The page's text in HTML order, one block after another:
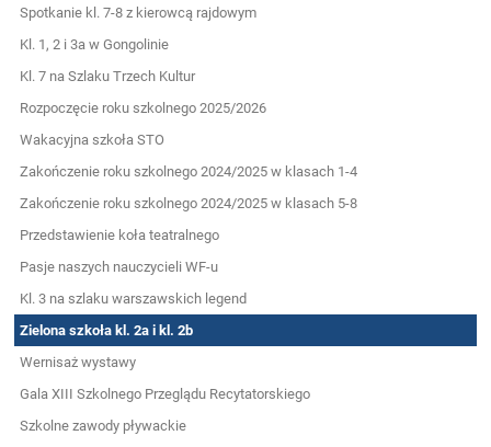
Spotkanie kl. 7-8 z kierowcą rajdowym
Kl. 1, 2 i 3a w Gongolinie
Kl. 7 na Szlaku Trzech Kultur
Rozpoczęcie roku szkolnego 2025/2026
Wakacyjna szkoła STO
Zakończenie roku szkolnego 2024/2025 w klasach 1-4
Zakończenie roku szkolnego 2024/2025 w klasach 5-8
Przedstawienie koła teatralnego
Pasje naszych nauczycieli WF-u
Kl. 3 na szlaku warszawskich legend
Zielona szkoła kl. 2a i kl. 2b
Wernisaż wystawy
Gala XIII Szkolnego Przeglądu Recytatorskiego
Szkolne zawody pływackie